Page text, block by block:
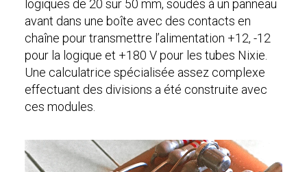
logiques de 20 sur 50 mm, soudés à un panneau
avant dans une boîte avec des contacts en
chaîne pour transmettre l’alimentation +12, -12
pour la logique et +180 V pour les tubes Nixie.
Une calculatrice spécialisée assez complexe
effectuant des divisions a été construite avec
ces modules.